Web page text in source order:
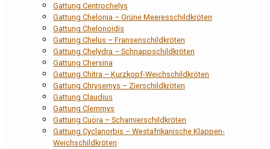
Gattung Centrochelys
Gattung Chelonia – Grüne Meeresschildkröten
Gattung Chelonoidis
Gattung Chelus – Fransenschildkröten
Gattung Chelydra – Schnappschildkröten
Gattung Chersina
Gattung Chitra – Kurzkopf-Weichschildkröten
Gattung Chrysemys – Zierschildkröten
Gattung Claudius
Gattung Clemmys
Gattung Cuora – Scharnierschildkröten
Gattung Cyclanorbis – Westafrikanische Klappen-
Weichschildkröten